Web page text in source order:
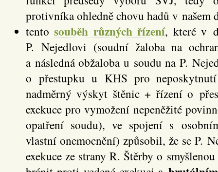
protivníka ohledně chovu hadů v našem
tentosouběh různých řízení, které v
P. Nejedlovi (soudní žaloba na
a následná obžaloba u soudu na P.
o přestupku u KHS pro
nadměrný výskyt štěnic + řízení o
exekuce pro vymožení nepeněžité
opatření soudu), ve spojení s
vlastní onemocnění) způsobil, že se P.
exekuce ze strany R. Štěrby o